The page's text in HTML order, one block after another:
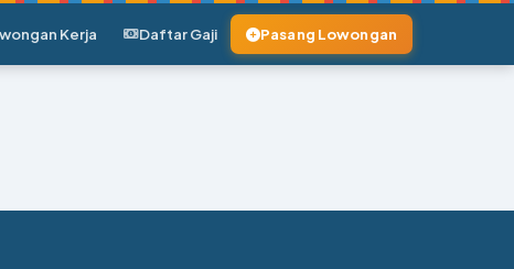
Kerja Daftar Gaji Pasang Lowongan